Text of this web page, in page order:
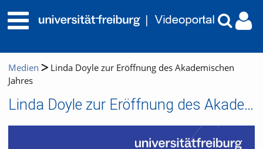
Medien
Linda Doyle zur Eröffnung des Akademischen
Jahres
Linda Doyle zur Eröffnung des Akademischen Jahres